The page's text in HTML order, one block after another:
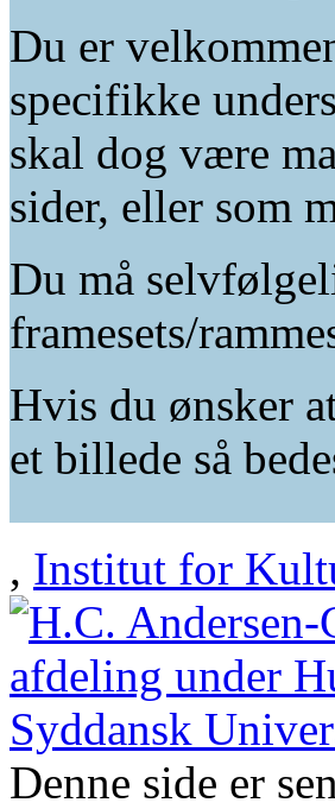
Du er
specifikke
skal dog være
sider, eller som
Du må
framesets/
Hvis du ønsker
et billede så
, Institut for
Denne side er